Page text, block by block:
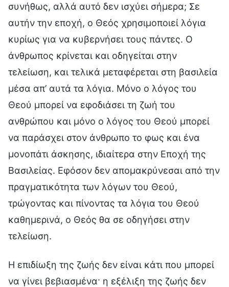
συνήθως, αλλά αυτό δεν ισχύει σήμερα; Σε
αυτήν την εποχή, ο Θεός χρησιμοποιεί λόγια
κυρίως για να κυβερνήσει τους πάντες. Ο
άνθρωπος κρίνεται και οδηγείται στην
τελείωση, και τελικά μεταφέρεται στη βασιλεία
μέσα απ’ αυτά τα λόγια. Μόνο ο λόγος του
Θεού μπορεί να εφοδιάσει τη ζωή του
ανθρώπου και μόνο ο λόγος του Θεού μπορεί
να παράσχει στον άνθρωπο το φως και ένα
μονοπάτι άσκησης, ιδιαίτερα στην Εποχή της
Βασιλείας. Εφόσον δεν απομακρύνεσαι από την
πραγματικότητα των λόγων του Θεού,
τρώγοντας και πίνοντας τα λόγια του Θεού
καθημερινά, ο Θεός θα σε οδηγήσει στην
τελείωση.
Η επιδίωξη της ζωής δεν είναι κάτι που μπορεί
να γίνει βεβιασμένα· η εξέλιξη της ζωής δεν